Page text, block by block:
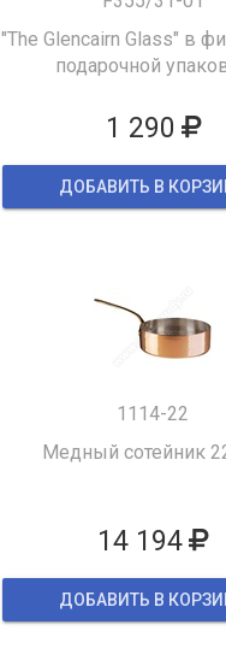
"The Glencairn Glass" в
подарочной
1 290
ДОБАВИТЬ В
1114-22
Медный сотейник
14 194
ДОБАВИТЬ В